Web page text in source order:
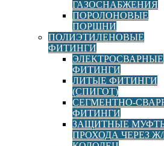
ГАЗОСНАБЖЕНИЯ
ПОРОЛОНОВЫЕ
ПОРШНИ
ПОЛИЭТИЛЕНОВЫЕ
ФИТИНГИ
ЭЛЕКТРОСВАРНЫЕ
ФИТИНГИ
ЛИТЫЕ ФИТИНГИ
(СПИГОТ)
СЕГМЕНТНО-
ФИТИНГИ
ЗАЩИТНЫЕ
ПРОХОДА ЧЕРЕЗ Ж/
Ritmo
Аппарат для электромуфтовой
руб В корзину